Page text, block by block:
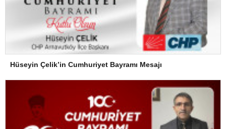
Hüseyin Çelik’in Cumhuriyet Bayramı Mesajı